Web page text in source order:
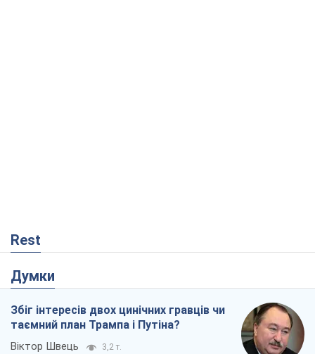
Rest
Думки
Збіг інтересів двох цинічних гравців чи
таємний план Трампа і Путіна?
Віктор Швець 3,2 т.